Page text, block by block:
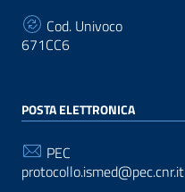
Cod. Univoco
671CC6
POSTA ELETTRONICA
PEC
protocollo.ismed@pec.cnr.it